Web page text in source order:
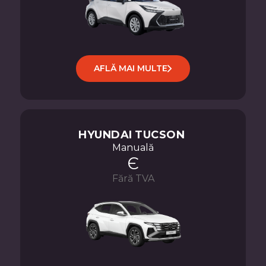
AFLĂ MAI MULTE
HYUNDAI TUCSON
Manuală
Є
Fără TVA